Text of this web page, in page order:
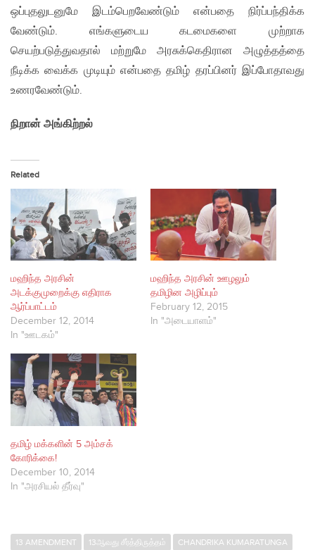
ஒப்புதலுடனுமே இடம்பெறவேண்டும் என்பதை நிர்ப்பந்திக்க
வேண்டும். எங்களுடைய கடமைகளை முற்றாக
செயற்படுத்துவதால் மற்றுமே அரசுக்கெதிரான அழுத்தத்தை
நீடிக்க வைக்க முடியும் என்பதை தமிழ் தரப்பினர் இப்போதாவது
உணரவேண்டும்.
நிறான் அங்கிற்றல்
Related
மஹிந்த அரசின்
அடக்குமுறைக்கு எதிராக
ஆர்ப்பாட்டம்
December 12, 2014
In "ஊடகம்"
மஹிந்த அரசின் ஊழலும்
தமிழின அழிப்பும்
February 12, 2015
In "அடையாளம்"
தமிழ் மக்களின் 5 அம்சக்
கோரிக்கை!
December 10, 2014
In "அரசியல் தீர்வு"
13 AMENDMENT 13ஆவது சீர்த்திருத்தம் CHANDRIKA KUMARATUNGA